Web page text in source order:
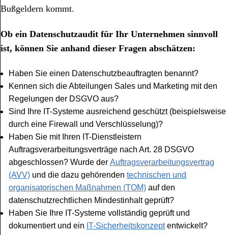
Bußgeldern kommt.
Ob ein Datenschutzaudit für Ihr Unternehmen sinnvoll
ist, können Sie anhand dieser Fragen abschätzen:
Haben Sie einen Datenschutzbeauftragten benannt?
Kennen sich die Abteilungen Sales und Marketing mit den
Regelungen der DSGVO aus?
Sind Ihre IT-Systeme ausreichend geschützt (beispielsweise
durch eine Firewall und Verschlüsselung)?
Haben Sie mit Ihren IT-Dienstleistern
Auftragsverarbeitungsverträge nach Art. 28 DSGVO
abgeschlossen? Wurde der Auftragsverarbeitungsvertrag
(AVV) und die dazu gehörenden technischen und
organisatorischen Maßnahmen (TOM) auf den
datenschutzrechtlichen Mindestinhalt geprüft?
Haben Sie Ihre IT-Systeme vollständig geprüft und
dokumentiert und ein IT-Sicherheitskonzeptentwickelt?